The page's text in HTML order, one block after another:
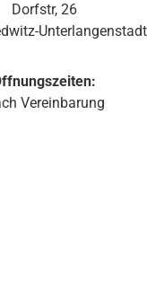
Dorfstr, 26
Unterlangenstadt
Vereinbarung